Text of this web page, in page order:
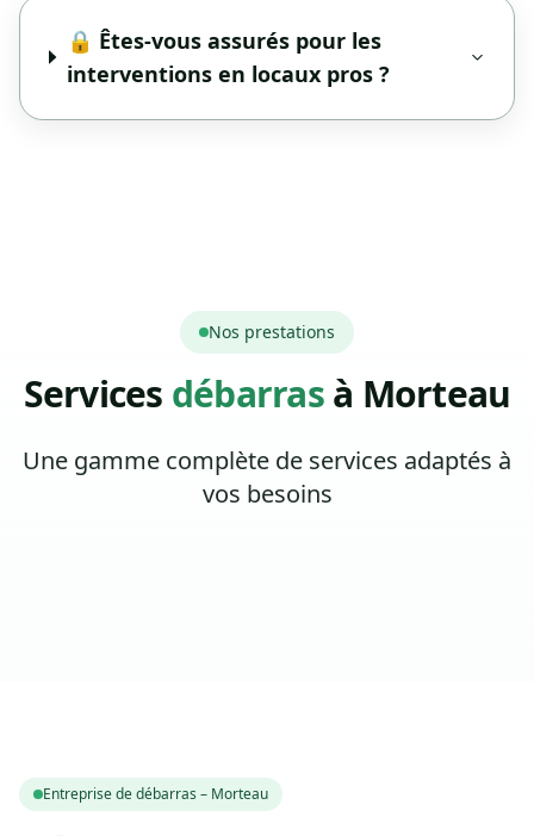
🔒 Êtes-vous assurés pour les
interventions en locaux pros ?
Nos prestations
Services débarrasà Morteau
Une gamme complète de services adaptés à
vos besoins
Entreprise de débarras – Morteau